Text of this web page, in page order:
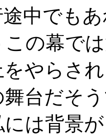
途中でも
この幕で
やらさ
舞台だそ
は背景